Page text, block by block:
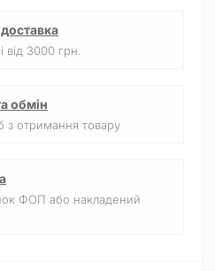
від 3000 грн.
обмін
з отримання товару
ФОП або накладений